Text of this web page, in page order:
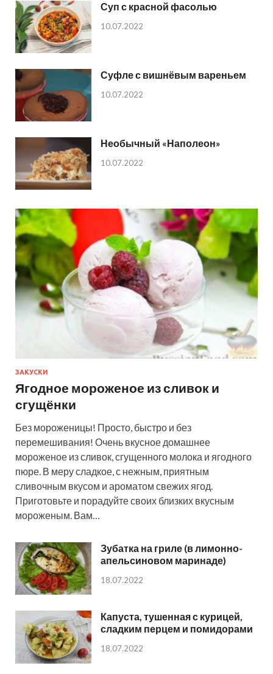
Суп с красной фасолью
10.07.2022
Суфле с вишнёвым вареньем
10.07.2022
Необычный «Наполеон»
10.07.2022
ЗАКУСКИ
Ягодное мороженое из сливок и
сгущёнки
Без мороженицы! Просто, быстро и без
перемешивания! Очень вкусное домашнее
мороженое из сливок, сгущенного молока и ягодного
пюре. В меру сладкое, с нежным, приятным
сливочным вкусом и ароматом свежих ягод.
Приготовьте и порадуйте своих близких вкусным
мороженым. Вам…
Зубатка на гриле (в лимонно-
апельсиновом маринаде)
18.07.2022
Капуста, тушенная с курицей,
сладким перцем и помидорами
18.07.2022